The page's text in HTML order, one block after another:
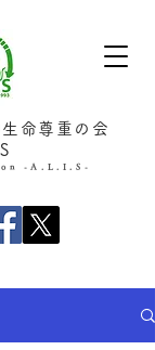
命尊重の会
-A.L.I.S-